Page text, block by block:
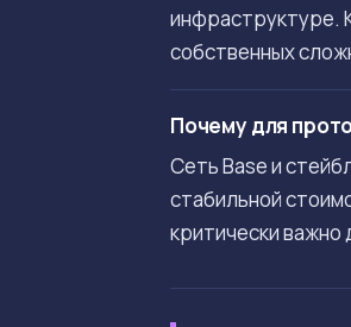
инфраструктуре.
собственных
Почему для
Сеть Base и
стабильной
критически важно